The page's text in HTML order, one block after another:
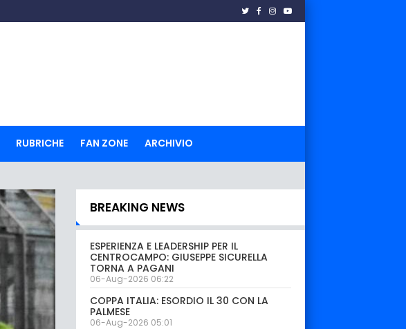
RUBRICHE FAN ZONE ARCHIVIO
BREAKING NEWS
ESPERIENZA E LEADERSHIP PER IL
CENTROCAMPO: GIUSEPPE SICURELLA
TORNA A PAGANI
06-Aug-2026 06:22
COPPA ITALIA: ESORDIO IL 30 CON LA
PALMESE
06-Aug-2026 05:01